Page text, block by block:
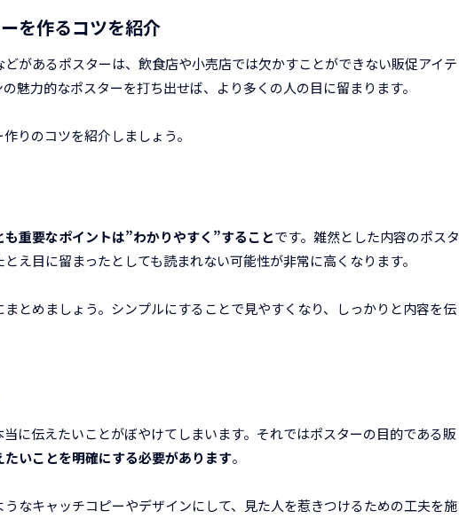
を作るコツを紹介
があるポスターは、飲食店や小売店では欠かすことができない販促アイテ
魅力的なポスターを打ち出せば、より多くの人の目に留まります。
りのコツを紹介しましょう。
も重要なポイントは”わかりやすく”することです。雑然とした内容のポスタ
え目に留まったとしても読まれない可能性が非常に高くなります。
とめましょう。シンプルにすることで見やすくなり、しっかりと内容を伝
に伝えたいことがぼやけてしまいます。それではポスターの目的である販
たいことを明確にする必要があります。
なキャッチコピーやデザインにして、見た人を惹きつけるための工夫を施